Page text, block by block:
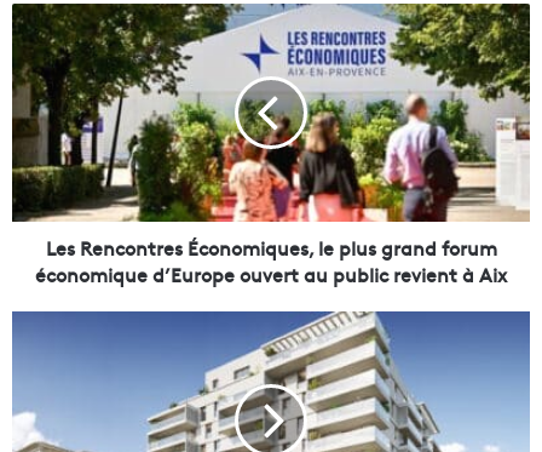
L
e
s
R
e
n
c
o
n
n
Les Rencontres Économiques, le plus grand forum
économique d’Europe ouvert au public revient à Aix
t